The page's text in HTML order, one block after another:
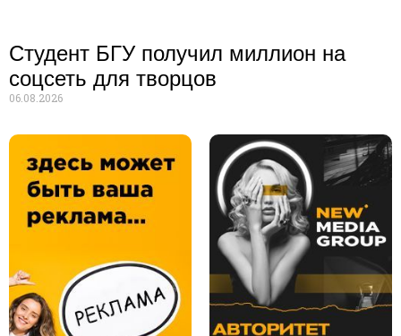
Студент БГУ получил миллион на
соцсеть для творцов
06.08.2026